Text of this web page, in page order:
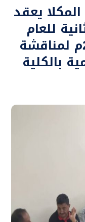
يعقد
للعام
الجامعي 2020- 2021م لمناقشة
بالكلية